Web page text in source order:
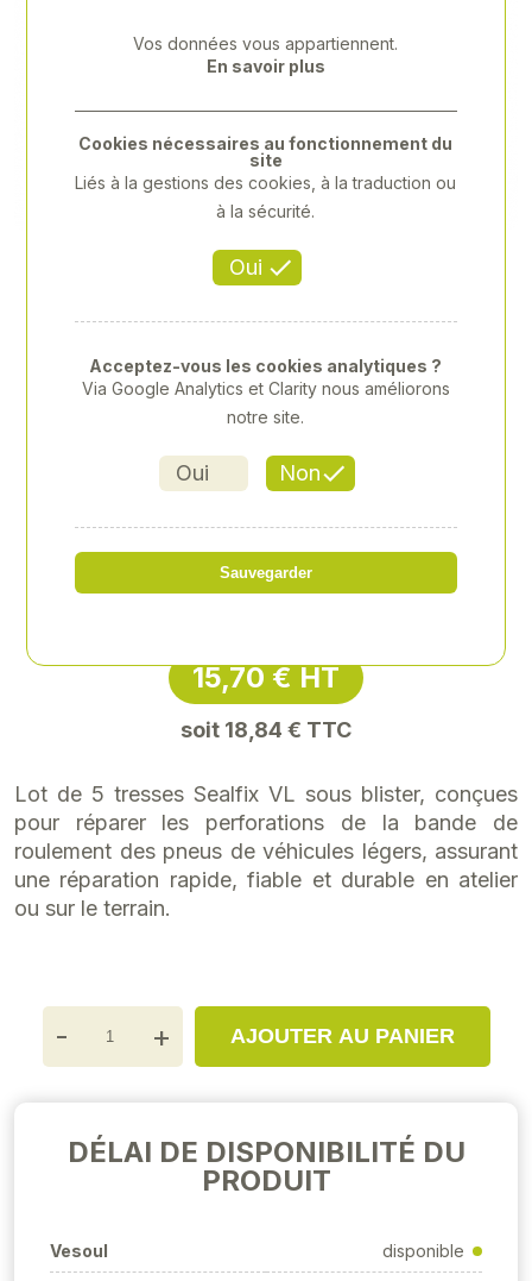
Previous
5 TRESSES SEALFIX VL
15,70 € HT
soit 18,84 € TTC
Lot de 5 tresses Sealfix VL sous blister, conçues
pour réparer les perforations de la bande de
roulement des pneus de véhicules légers, assurant
une réparation rapide, fiable et durable en atelier
ou sur le terrain.
- + AJOUTER AU PANIER
DÉLAI DE DISPONIBILITÉ DU
PRODUIT
Vesoul disponible
Vos données vous appartiennent.
En savoir plus
Oui
Cookies nécessaires au fonctionnement du
site
Liés à la gestions des cookies, à la traduction ou
à la sécurité.
Oui Non
Acceptez-vous les cookies analytiques ?
Via Google Analytics et Clarity nous améliorons
notre site.
Sauvegarder